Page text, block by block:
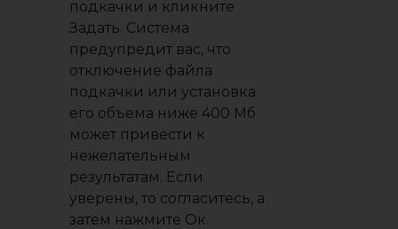
подкачки и кликните
Задать. Система
предупредит вас, что
отключение файла
подкачки или установка
его объема ниже 400 Мб
может привести к
нежелательным
результатам. Если
уверены, то согласитесь, а
затем нажмите Ок.